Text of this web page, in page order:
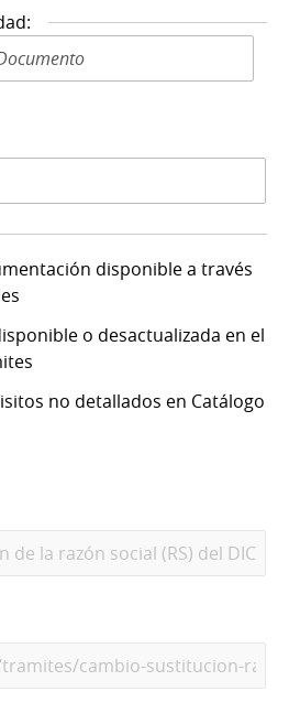
de Identidad N: *
disponible a través
o desactualizada en el
no detallados en Catálogo